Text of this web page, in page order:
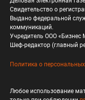
Свидетельство о
Выдано федеральной
коммуникаций.
Учредитель ООО «Бизнес
Шеф-редактор (главный
Политика о
Любое использование